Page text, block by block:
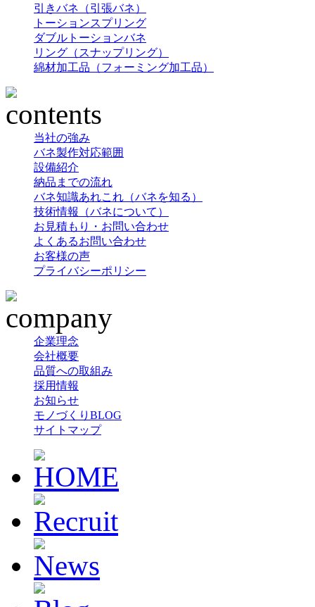
引きバネ（引張バネ）
トーションスプリング
ダブルトーションバネ
リング（スナップリング）
綿材加工品（フォーミング加工品）
当社の強み
バネ製作対応範囲
設備紹介
納品までの流れ
バネ知識あれこれ（バネを知る）
技術情報（バネについて）
お見積もり・お問い合わせ
よくあるお問い合わせ
お客様の声
プライバシーポリシー
企業理念
会社概要
品質への取組み
採用情報
お知らせ
モノづくりBLOG
サイトマップ